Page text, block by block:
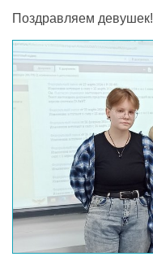
Поздравляем девушек!